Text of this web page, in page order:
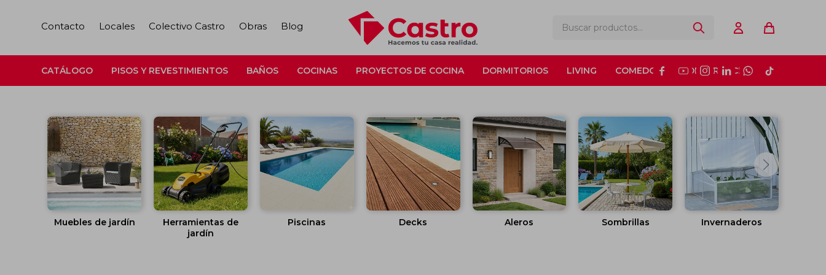
CATÁLOGO PISOS Y REVESTIMIENTOS BAÑOS COCINAS PROYECTOS DE COCINA DORMITORIOS LIVING COMEDOR CONSTRUCCIÓN
     
Contacto Locales Colectivo Castro Obras Blog
Muebles de jardín
Herramientas de
jardín
Piscinas Decks Aleros Sombrillas Invernaderos